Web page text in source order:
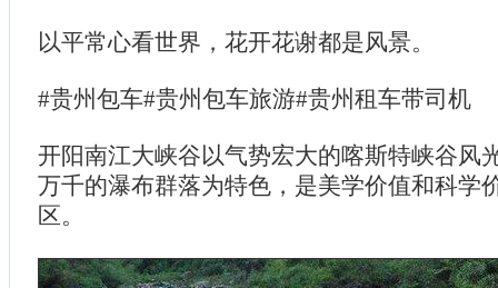
以平常心看世界，花开花谢都是风景。
#贵州包车#贵州包车旅游#贵州租车带司机
开阳南江大峡谷以气势宏大的喀斯特峡谷风
万千的瀑布群落为特色，是美学价值和科学
区。